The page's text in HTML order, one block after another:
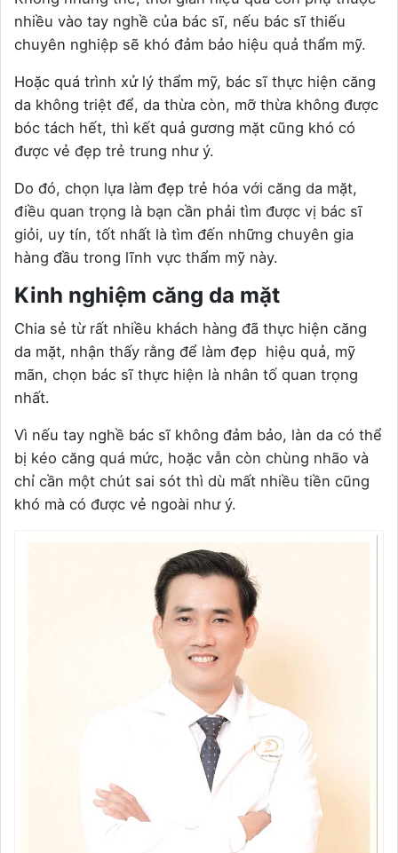
nhiều vào tay nghề của bác sĩ, nếu bác sĩ thiếu
chuyên nghiệp sẽ khó đảm bảo hiệu quả thẩm mỹ.
Hoặc quá trình xử lý thẩm mỹ, bác sĩ thực hiện căng
da không triệt để, da thừa còn, mỡ thừa không được
bóc tách hết, thì kết quả gương mặt cũng khó có
được vẻ đẹp trẻ trung như ý.
Do đó, chọn lựa làm đẹp trẻ hóa với căng da mặt,
điều quan trọng là bạn cần phải tìm được vị bác sĩ
giỏi, uy tín, tốt nhất là tìm đến những chuyên gia
hàng đầu trong lĩnh vực thẩm mỹ này.
Kinh nghiệm căng da mặt
Chia sẻ từ rất nhiều khách hàng đã thực hiện căng
da mặt, nhận thấy rằng để làm đẹp hiệu quả, mỹ
mãn, chọn bác sĩ thực hiện là nhân tố quan trọng
nhất.
Vì nếu tay nghề bác sĩ không đảm bảo, làn da có thể
bị kéo căng quá mức, hoặc vẫn còn chùng nhão và
chỉ cần một chút sai sót thì dù mất nhiều tiền cũng
khó mà có được vẻ ngoài như ý.